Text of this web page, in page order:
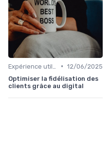
• 12/06/2025
Optimiser la fidélisation des
clients grâce au digital